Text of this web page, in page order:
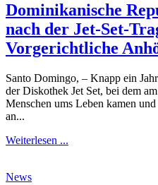
Dominikanische
nach der Jet-Set-
Vorgerichtliche
Santo Domingo, – Knapp ein
der Diskothek Jet Set, bei dem
Menschen ums Leben kamen
an...
Weiterlesen ...
News